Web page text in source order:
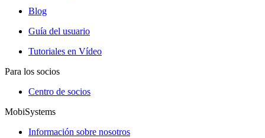
Blog
Guía del usuario
Tutoriales en Vídeo
Para los socios
Centro de socios
MobiSystems
Información sobre nosotros